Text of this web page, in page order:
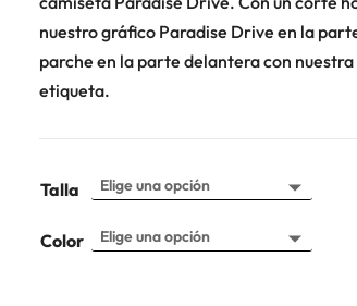
nuestro gráfico Paradise Drive en la
parche en la parte delantera con nuestra
etiqueta.
Talla
Color